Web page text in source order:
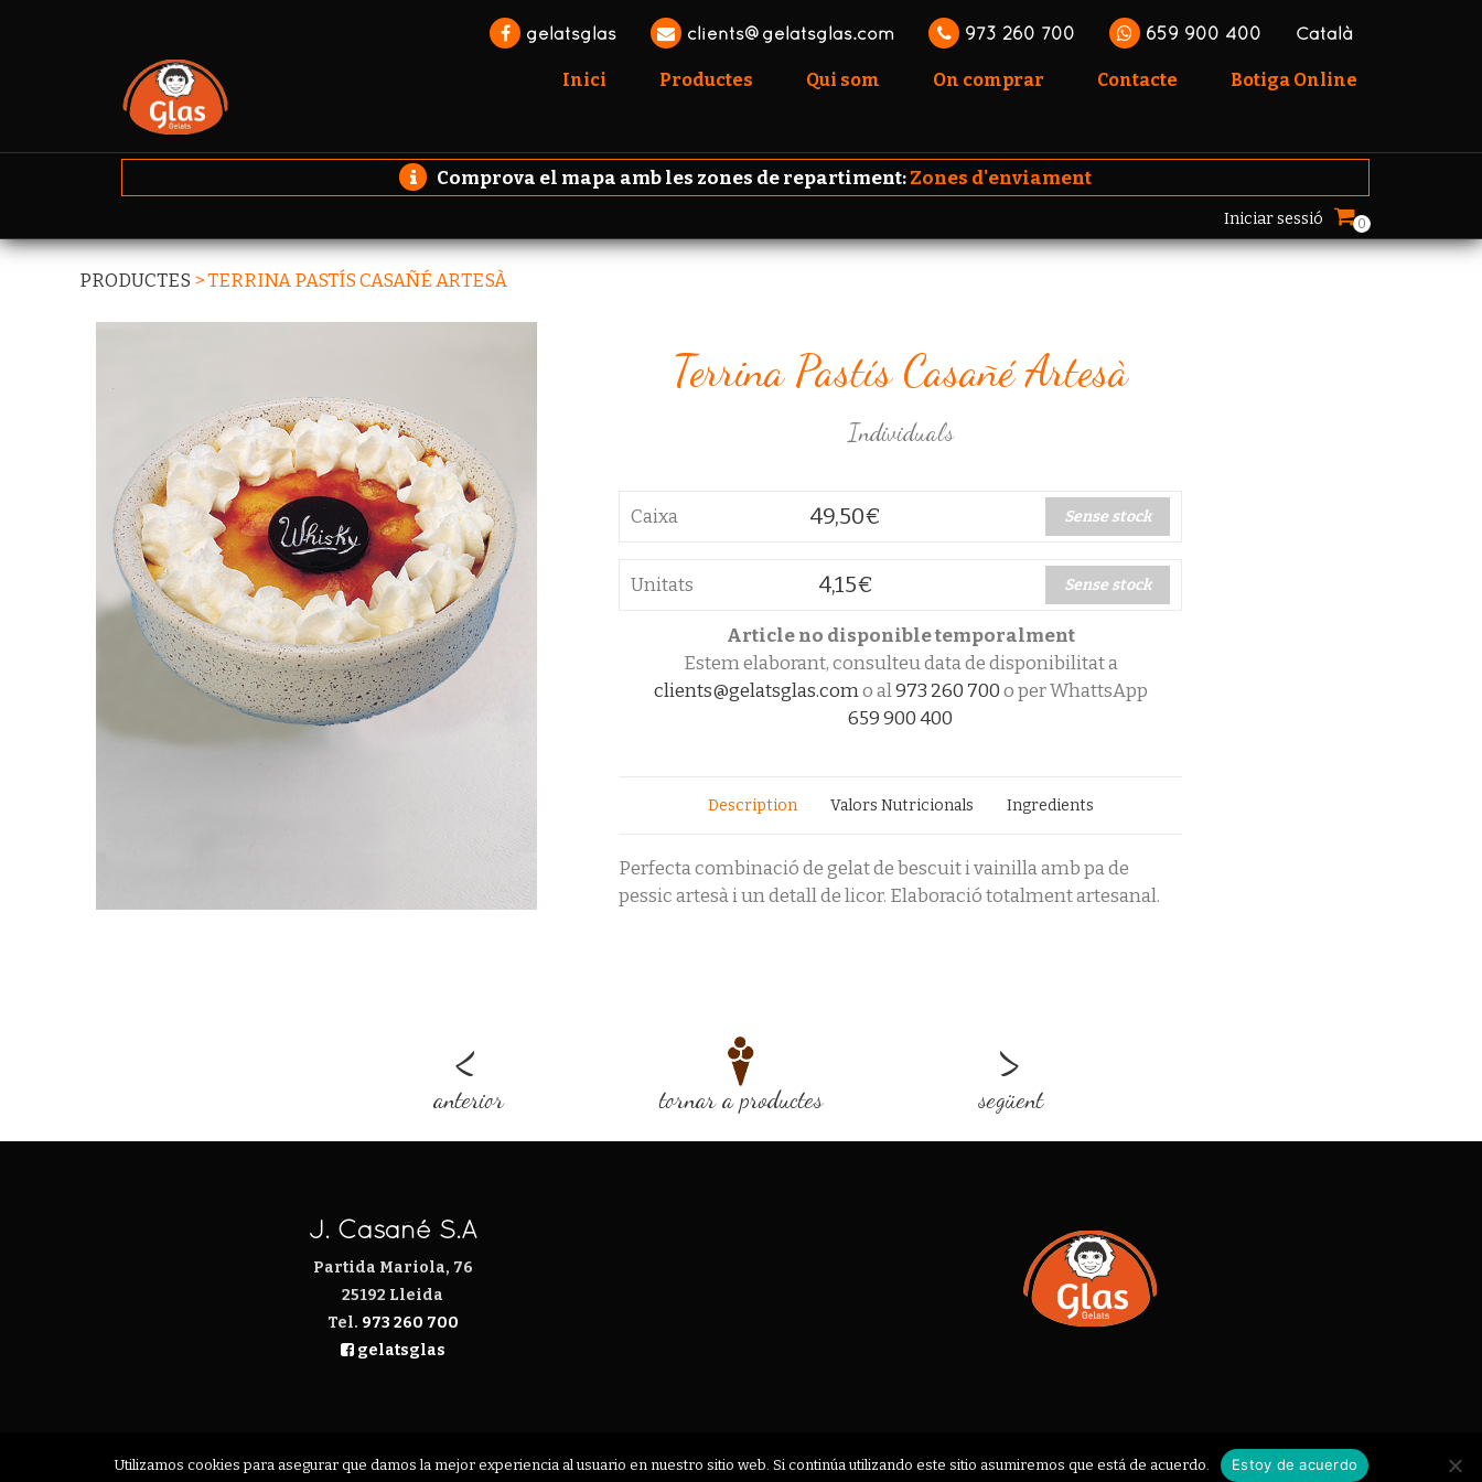
gelatsglas clients@gelatsglas.com 973 260 700 659 900 400 Català
Inici Productes Qui som On comprar Contacte Botiga Online
Comprova el mapa amb les zones de repartiment:Zones d'enviament
Iniciar sessió 0
PRODUCTES >TERRINA PASTÍS CASAÑÉ ARTESÀ
Terrina Pastís Casañé Artesà
Individuals
Caixa 49,50€ Sense stock
Unitats 4,15€ Sense stock
Article no disponible temporalment
Estem elaborant, consulteu data de disponibilitat a
clients@gelatsglas.como al973 260 700o per WhattsApp
659 900 400
Description Valors Nutricionals Ingredients
Perfecta combinació de gelat de bescuit i vainilla amb pa de
pessic artesà i un detall de licor. Elaboració totalment artesanal.
<
anterior tornar a productes >
següent
J. Casañé S.A
Partida Mariola, 76
25192 Lleida
Tel. 973 260 700
gelatsglas
CONTACTE AVIS LEGAL POLÍTICA DE PRIVACITAT POLITICA DE COOKIES CONDICIONS DE VENDA
Utilizamos cookies para asegurar que damos la mejor experiencia al usuario en nuestro sitio web. Si continúa utilizando este sitio asumiremos que está de acuerdo. Estoy de acuerdo